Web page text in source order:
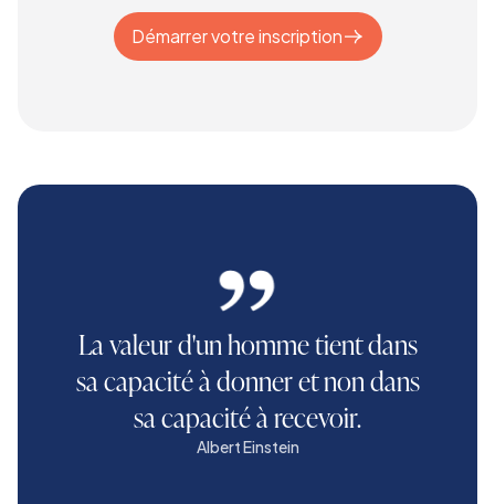
Démarrer votre inscription
La valeur d'un homme tient dans
sa capacité à donner et non dans
sa capacité à recevoir.
Albert Einstein